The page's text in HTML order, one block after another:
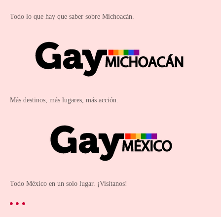
Todo lo que hay que saber sobre Michoacán.
Más destinos, más lugares, más acción.
Todo México en un solo lugar. ¡Visítanos!